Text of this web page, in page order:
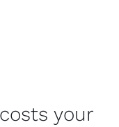
your